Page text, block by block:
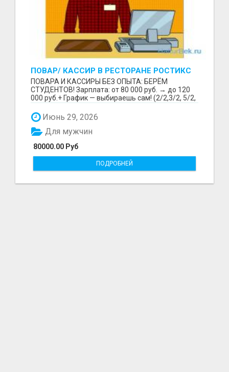
ПОВАР/ КАССИР В РЕСТОРАНЕ РОСТИКС
(КФС)
ПОВАРА И КАССИРЫ БЕЗ ОПЫТА: БЕРЁМ
СТУДЕНТОВ! Зарплата: от 80 000 руб. → до 120
000 руб.+ График — выбираешь сам! (2/2,3/2, 5/2,
Июнь 29, 2026
80000.00 Руб
Для мужчин
ПОДРОБНЕЙ